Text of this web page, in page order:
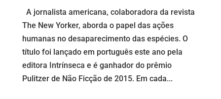
A jornalista americana, colaboradora da revista
The New Yorker, aborda o papel das ações
humanas no desaparecimento das espécies. O
título foi lançado em português este ano pela
editora Intrínseca e é ganhador do prêmio
Pulitzer de Não Ficção de 2015. Em cada...